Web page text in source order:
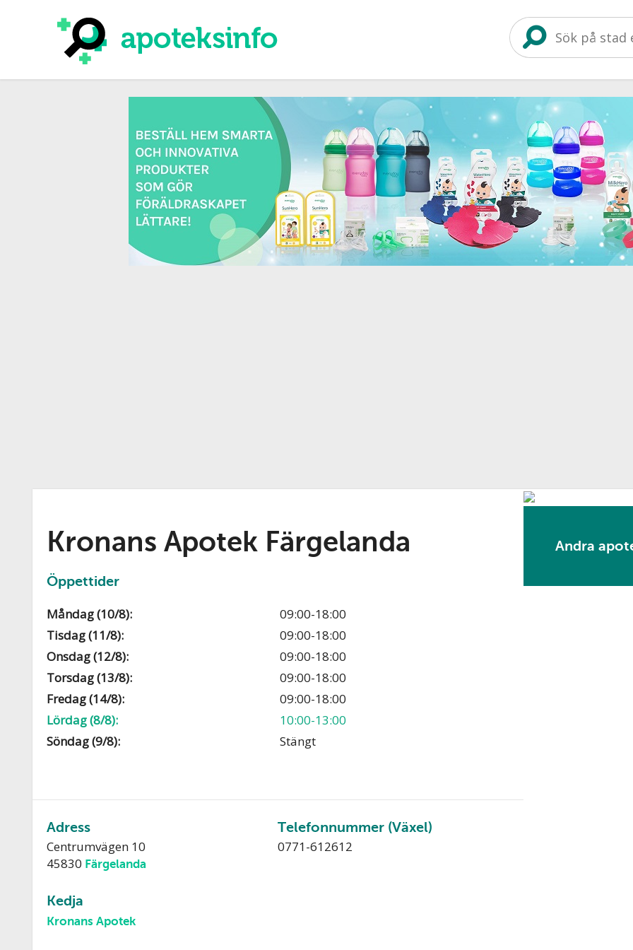
Kronans Apotek Färgelanda
Öppettider
Måndag (10/8):
09:00-18:00
Tisdag (11/8):
09:00-18:00
Onsdag (12/8):
09:00-18:00
Torsdag (13/8):
09:00-18:00
Fredag (14/8):
09:00-18:00
Lördag (8/8):
10:00-13:00
Söndag (9/8):
Stängt
Adress
Centrumvägen 10
45830 Färgelanda
Telefonnummer (Växel)
0771-612612
Kedja
Kronans Apotek
Andra